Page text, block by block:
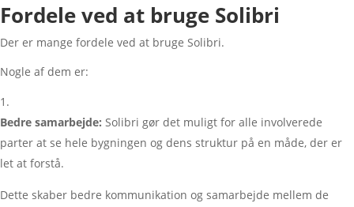
Fordele ved at bruge Solibri
Der er mange fordele ved at bruge Solibri.
Nogle af dem er:
Bedre samarbejde: Solibri gør det muligt for alle involverede
parter at se hele bygningen og dens struktur på en måde, der er
let at forstå.
Dette skaber bedre kommunikation og samarbejde mellem de